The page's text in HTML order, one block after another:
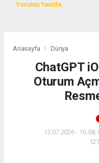
Yorumu Yanıtla
Anasayfa Dünya
ChatGPT
Oturum
12.07.2026 -